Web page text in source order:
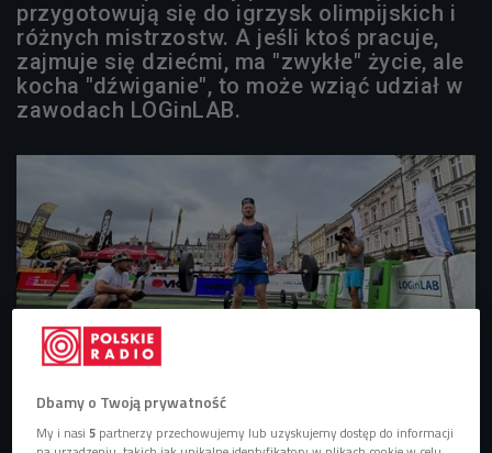
przygotowują się do igrzysk olimpijskich i
różnych mistrzostw. A jeśli ktoś pracuje,
zajmuje się dziećmi, ma "zwykłe" życie, ale
kocha "dźwiganie", to może wziąć udział w
zawodach LOGinLAB.
LOGinLAB - finał w Krotoszynie 2022 Foto: Piotr Galus/Czwórka
Dbamy o Twoją prywatność
My i nasi5 partnerzy przechowujemy lub uzyskujemy dostęp do informacji